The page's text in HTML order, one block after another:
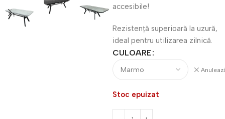
accesibile!
Rezistență superioară la uzură,
ideal pentru utilizarea zilnică.
CULOARE
Stoc epuizat